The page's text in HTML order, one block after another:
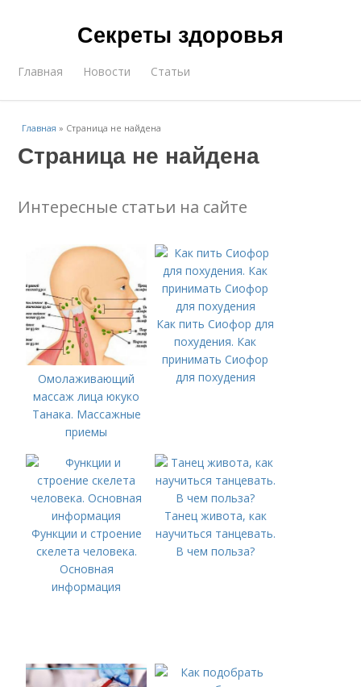
Секреты здоровья
Главная Новости Статьи
Главная » Страница не найдена
Страница не найдена
Интересные статьи на сайте
Омолаживающий
массаж лица юкуко
Танака. Массажные
приемы
Как пить Сиофор для
похудения. Как
принимать Сиофор
для похудения
Функции и строение
скелета человека.
Основная
информация
Танец живота, как
научиться танцевать.
В чем польза?